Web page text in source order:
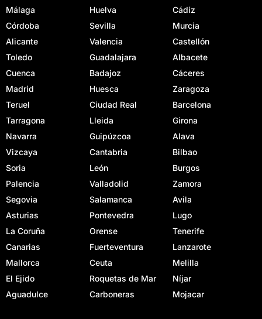
Málaga
Huelva
Cádiz
Córdoba
Sevilla
Murcia
Alicante
Valencia
Castellón
Toledo
Guadalajara
Albacete
Cuenca
Badajoz
Cáceres
Madrid
Huesca
Zaragoza
Teruel
Ciudad Real
Barcelona
Tarragona
Lleida
Girona
Navarra
Guipúzcoa
Alava
Vizcaya
Cantabria
Bilbao
Soria
León
Burgos
Palencia
Valladolid
Zamora
Segovia
Salamanca
Avila
Asturias
Pontevedra
Lugo
La Coruña
Orense
Tenerife
Canarias
Fuerteventura
Lanzarote
Mallorca
Ceuta
Melilla
El Ejido
Roquetas de Mar
Níjar
Aguadulce
Carboneras Mojacar